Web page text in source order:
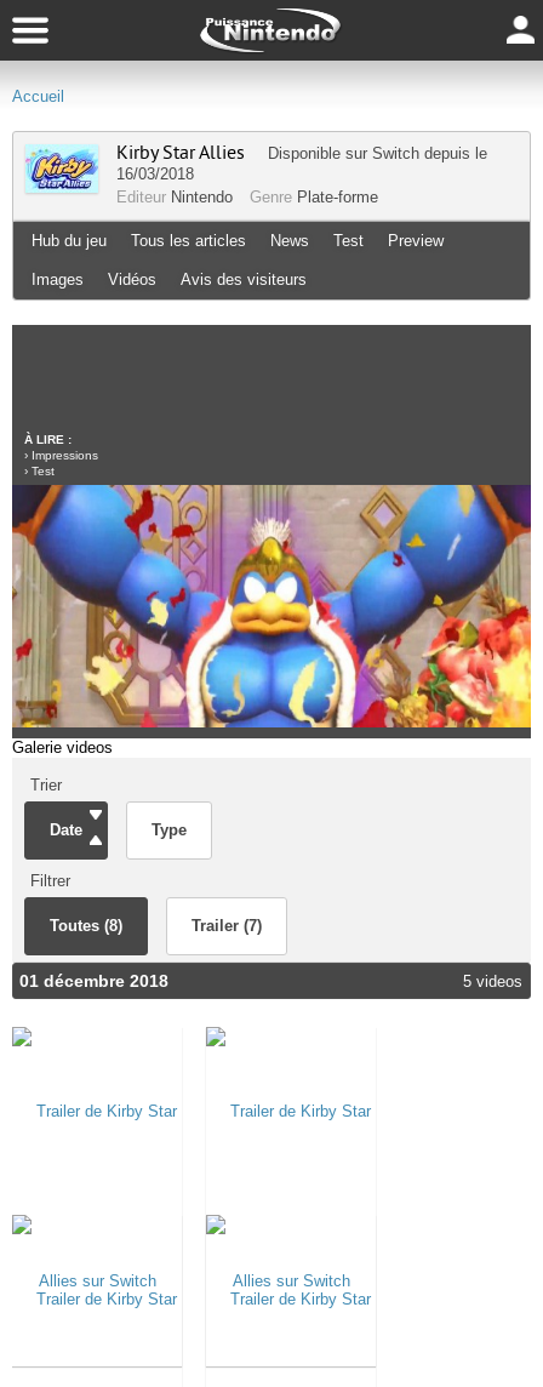
Accueil
Kirby Star Allies Disponible sur Switch depuis le
16/03/2018
Editeur Nintendo Genre Plate-forme
Hub du jeu Tous les articles News Test Preview
Images Vidéos Avis des visiteurs
À LIRE :
› Impressions
› Test
Galerie videos
Trier
Date Type
Filtrer
Toutes (8) Trailer (7)
01 décembre 2018 5 videos